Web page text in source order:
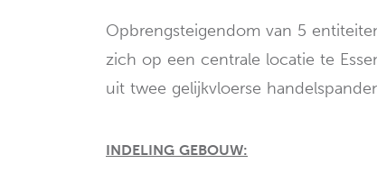
Opbrengsteigendom van 5
zich op een centrale locatie te
uit twee gelijkvloerse
INDELING GEBOUW: